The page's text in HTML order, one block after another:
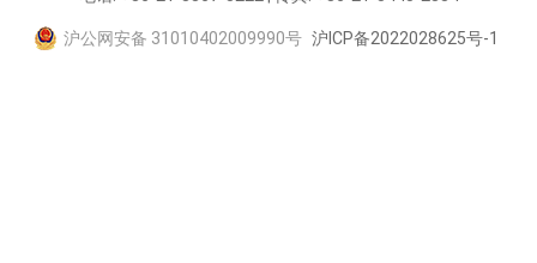
沪公网安备 31010402009990号 沪ICP备2022028625号-1